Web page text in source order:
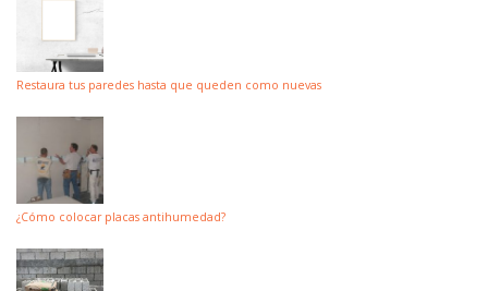
Restaura tus paredes hasta que queden como nuevas
¿Cómo colocar placas antihumedad?